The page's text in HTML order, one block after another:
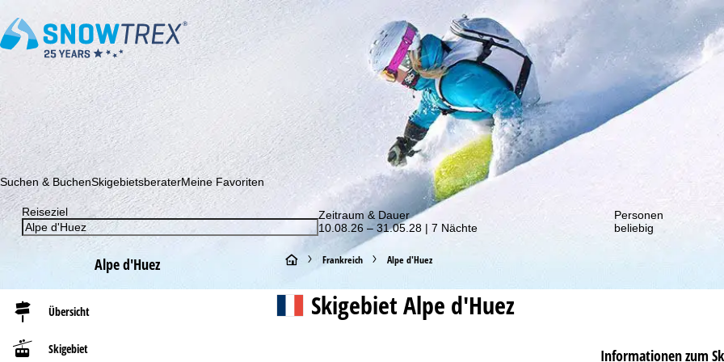
Abonnieren Sie unseren Newsletter und erfahren Sie als Erster von unseren Rabatt-Aktionen!
Suchen & BuchenSkigebietsberaterMeine Favoriten
Reiseziel
Zeitraum & Dauer
10.08.26 – 31.05.28 | 7 Nächte
Personen
beliebig
Alpe d'Huez
Übersicht
Skigebiet
S
t
Frankreich Alpe d'Huez
SkigebietAlpe d'Huez
Informationen zum